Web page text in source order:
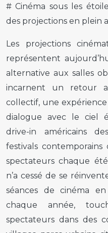
# Cinéma sous les
des projections en plein
Les projections
représentent
alternative aux salles
incarnent un retour
collectif, une
dialogue avec le ciel
drive-in américains
festivals
spectateurs chaque
n’a cessé de se
séances de cinéma
chaque année,
spectateurs dans des